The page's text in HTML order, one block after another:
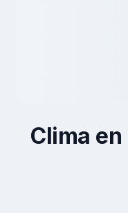
Clima en